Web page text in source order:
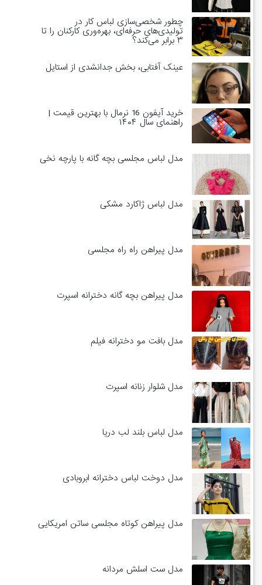
چطور شخصی‌سازی لباس کار در
تولیدی‌های حرفه‌ای، بهره‌وری کارکنان را تا
۳ برابر می‌کند؟
عینک آفتابی، بخش جدانشدی از استایل
خرید آیفون 16 نرمال با بهترین قیمت |
راهنمای سال ۱۴۰۴
مدل لباس مجلسی بچه گانه با پارچه نخی
مدل لباس ژاکارد مشکی
مدل پیراهن راه راه مجلسی
مدل پیراهن بچه گانه دخترانه اسپرت
مدل بافت مو دخترانه فیلم
مدل شلوار زنانه اسپرت
مدل لباس بلند لب دریا
مدل دوخت لباس دخترانه ابروبادی
مدل پیراهن کوتاه مجلسی ساتن امریکایی
مدل ست اسلش مردانه